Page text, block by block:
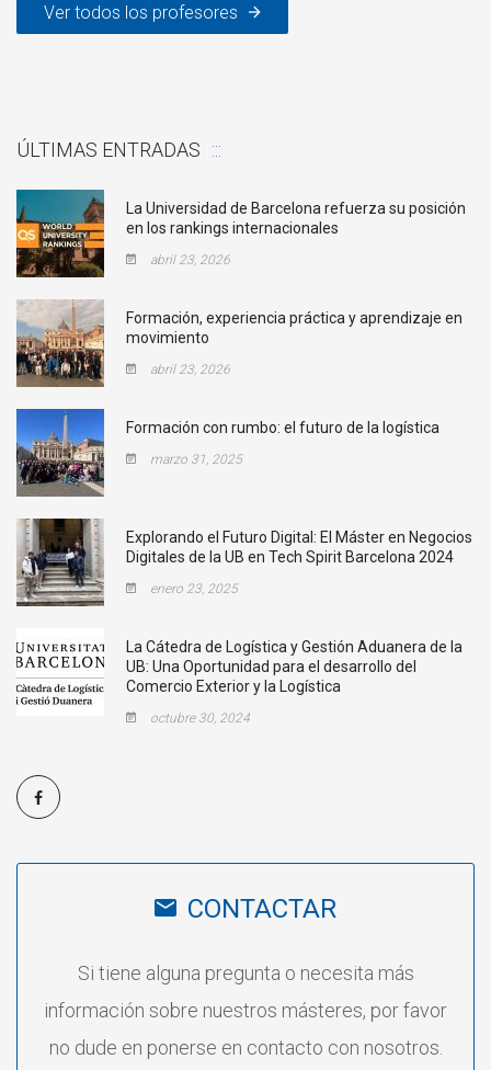
Ver todos los profesores
ÚLTIMAS ENTRADAS
La Universidad de Barcelona refuerza su posición
en los rankings internacionales
abril 23, 2026
Formación, experiencia práctica y aprendizaje en
movimiento
abril 23, 2026
Formación con rumbo: el futuro de la logística
marzo 31, 2025
Explorando el Futuro Digital: El Máster en Negocios
Digitales de la UB en Tech Spirit Barcelona 2024
enero 23, 2025
La Cátedra de Logística y Gestión Aduanera de la
UB: Una Oportunidad para el desarrollo del
Comercio Exterior y la Logística
octubre 30, 2024
CONTACTAR
Si tiene alguna pregunta o necesita más
información sobre nuestros másteres, por favor
no dude en ponerse en contacto con nosotros.